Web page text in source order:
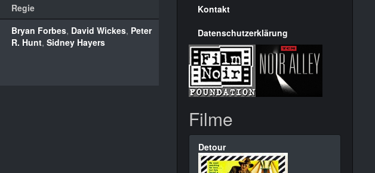
Regie
Bryan Forbes, David Wickes, Peter
R. Hunt, Sidney Hayers
Kontakt
Datenschutzerklärung
Filme
Detour